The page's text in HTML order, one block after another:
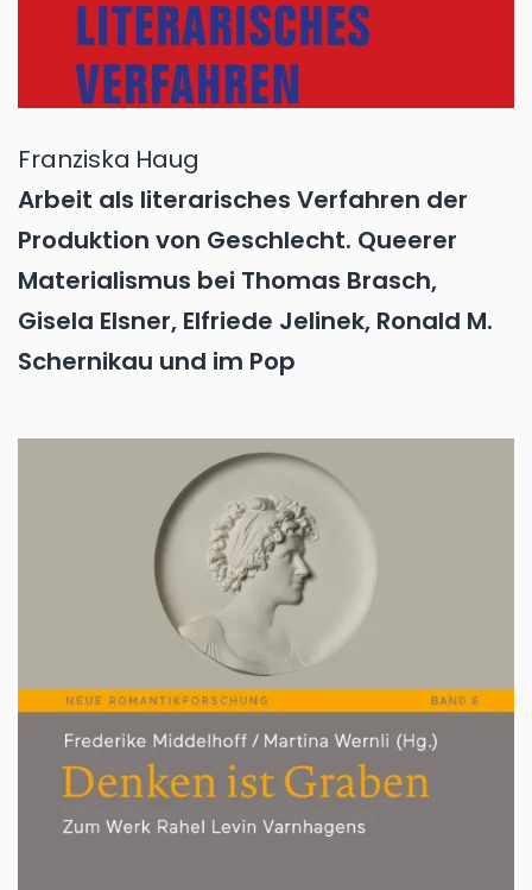
Franziska Haug
Arbeit als literarisches Verfahren der
Produktion von Geschlecht. Queerer
Materialismus bei Thomas Brasch,
Gisela Elsner, Elfriede Jelinek, Ronald M.
Schernikau und im Pop